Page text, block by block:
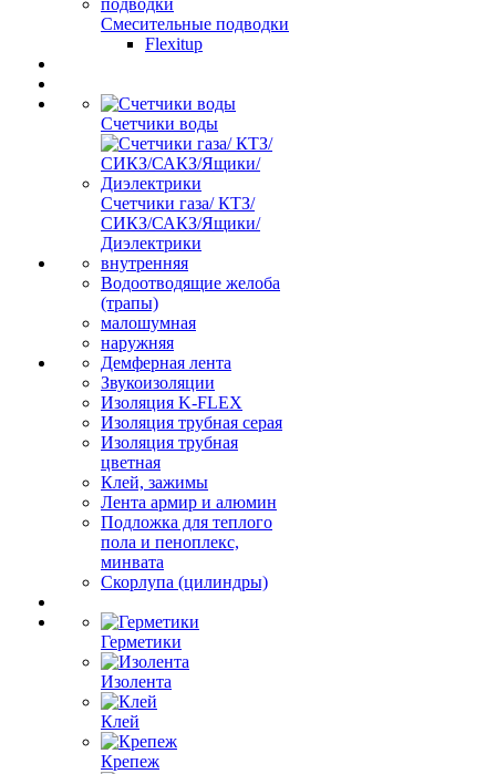
Смесительные подводки
Flexitup
Счетчики воды
Счетчики газа/ КТЗ/
СИКЗ/САКЗ/Ящики/
Диэлектрики
внутренняя
Водоотводящие желоба
(трапы)
малошумная
наружняя
Демферная лента
Звукоизоляции
Изоляция K-FLEX
Изоляция трубная серая
Изоляция трубная
цветная
Клей, зажимы
Лента армир и алюмин
Подложка для теплого
пола и пеноплекс,
минвата
Скорлупа (цилиндры)
Герметики
Изолента
Клей
Крепеж